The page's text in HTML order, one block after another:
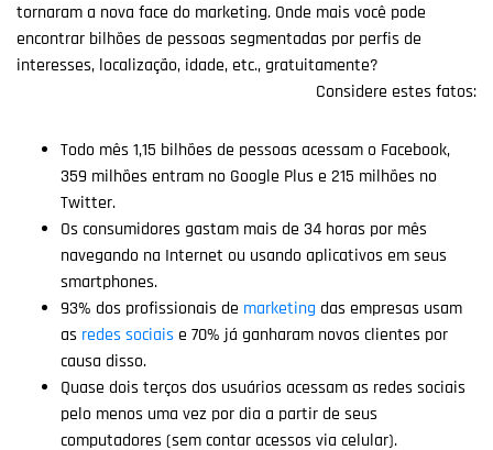
tornaram a nova face do marketing. Onde mais você pode
encontrar bilhões de pessoas segmentadas por perfis de
interesses, localização, idade, etc., gratuitamente?
Considere estes fatos:
Todo mês 1,15 bilhões de pessoas acessam o Facebook,
359 milhões entram no Google Plus e 215 milhões no
Twitter.
Os consumidores gastam mais de 34 horas por mês
navegando na Internet ou usando aplicativos em seus
smartphones.
93% dos profissionais de marketing das empresas usam
as redes sociais e 70% já ganharam novos clientes por
causa disso.
Quase dois terços dos usuários acessam as redes sociais
pelo menos uma vez por dia a partir de seus
computadores (sem contar acessos via celular).